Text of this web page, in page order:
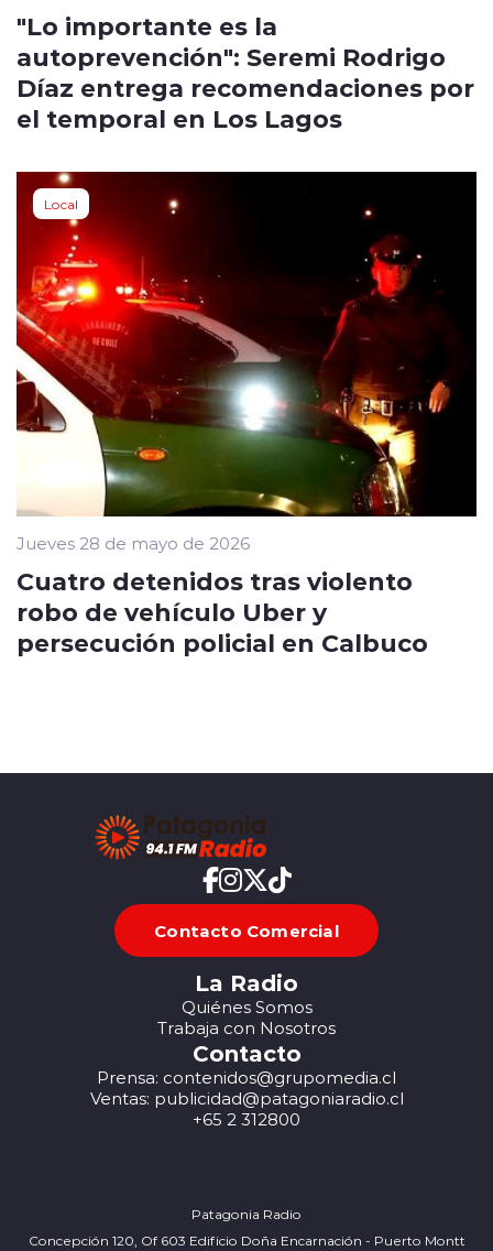
"Lo importante es la
autoprevención": Seremi Rodrigo
Díaz entrega recomendaciones por
el temporal en Los Lagos
Local
Jueves 28 de mayo de 2026
Cuatro detenidos tras violento
robo de vehículo Uber y
persecución policial en Calbuco
Contacto Comercial
La Radio
Quiénes Somos
Trabaja con Nosotros
Contacto
Prensa: contenidos@grupomedia.cl
Ventas: publicidad@patagoniaradio.cl
+65 2 312800
Patagonia Radio
Concepción 120, Of 603 Edificio Doña Encarnación - Puerto Montt